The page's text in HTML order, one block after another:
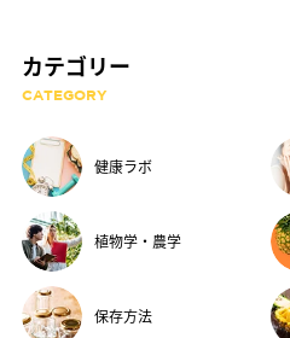
カテゴリー
CATEGORY
健康ラボ
植物学・農学
保存方法